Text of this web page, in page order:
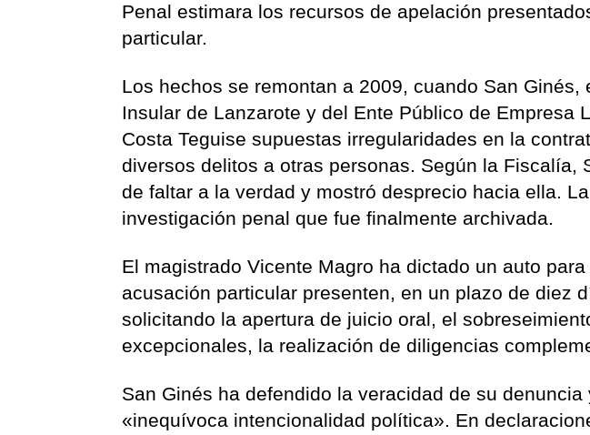
Penal estimara los recursos de apelación
particular.
Los hechos se remontan a 2009, cuando San
Insular de Lanzarote y del Ente Público de Empresa
Costa Teguise supuestas irregularidades en la
diversos delitos a otras personas. Según la Fiscalía,
de faltar a la verdad y mostró desprecio hacia ella.
investigación penal que fue finalmente archivada.​
El magistrado Vicente Magro ha dictado un auto
acusación particular presenten, en un plazo de diez
solicitando la apertura de juicio oral, el
excepcionales, la realización de diligencias
San Ginés ha defendido la veracidad de su
«inequívoca intencionalidad política». En